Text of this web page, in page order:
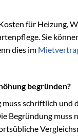
für Heizung,
Sie
dies im
begründen?
muss schriftlich und
Begründung muss